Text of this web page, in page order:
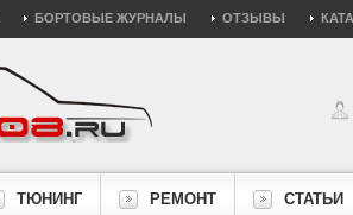
БОРТОВЫЕ ЖУРНАЛЫ ОТЗЫВЫ
ТЮНИНГ РЕМОНТ СТАТЬИ